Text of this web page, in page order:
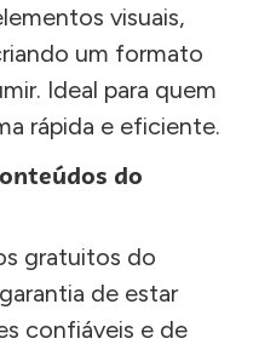
visuais,
um formato
Ideal para quem
rápida e eficiente.
do
gratuitos do
de estar
confiáveis e de